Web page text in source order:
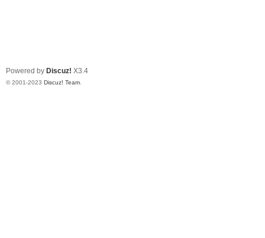
Powered by Discuz! X3.4
© 2001-2023 Discuz! Team